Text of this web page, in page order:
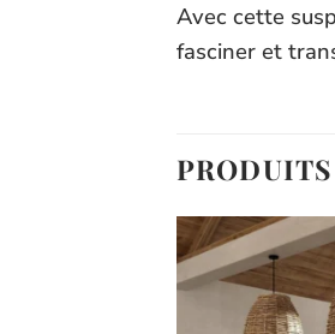
Avec cette
fasciner et